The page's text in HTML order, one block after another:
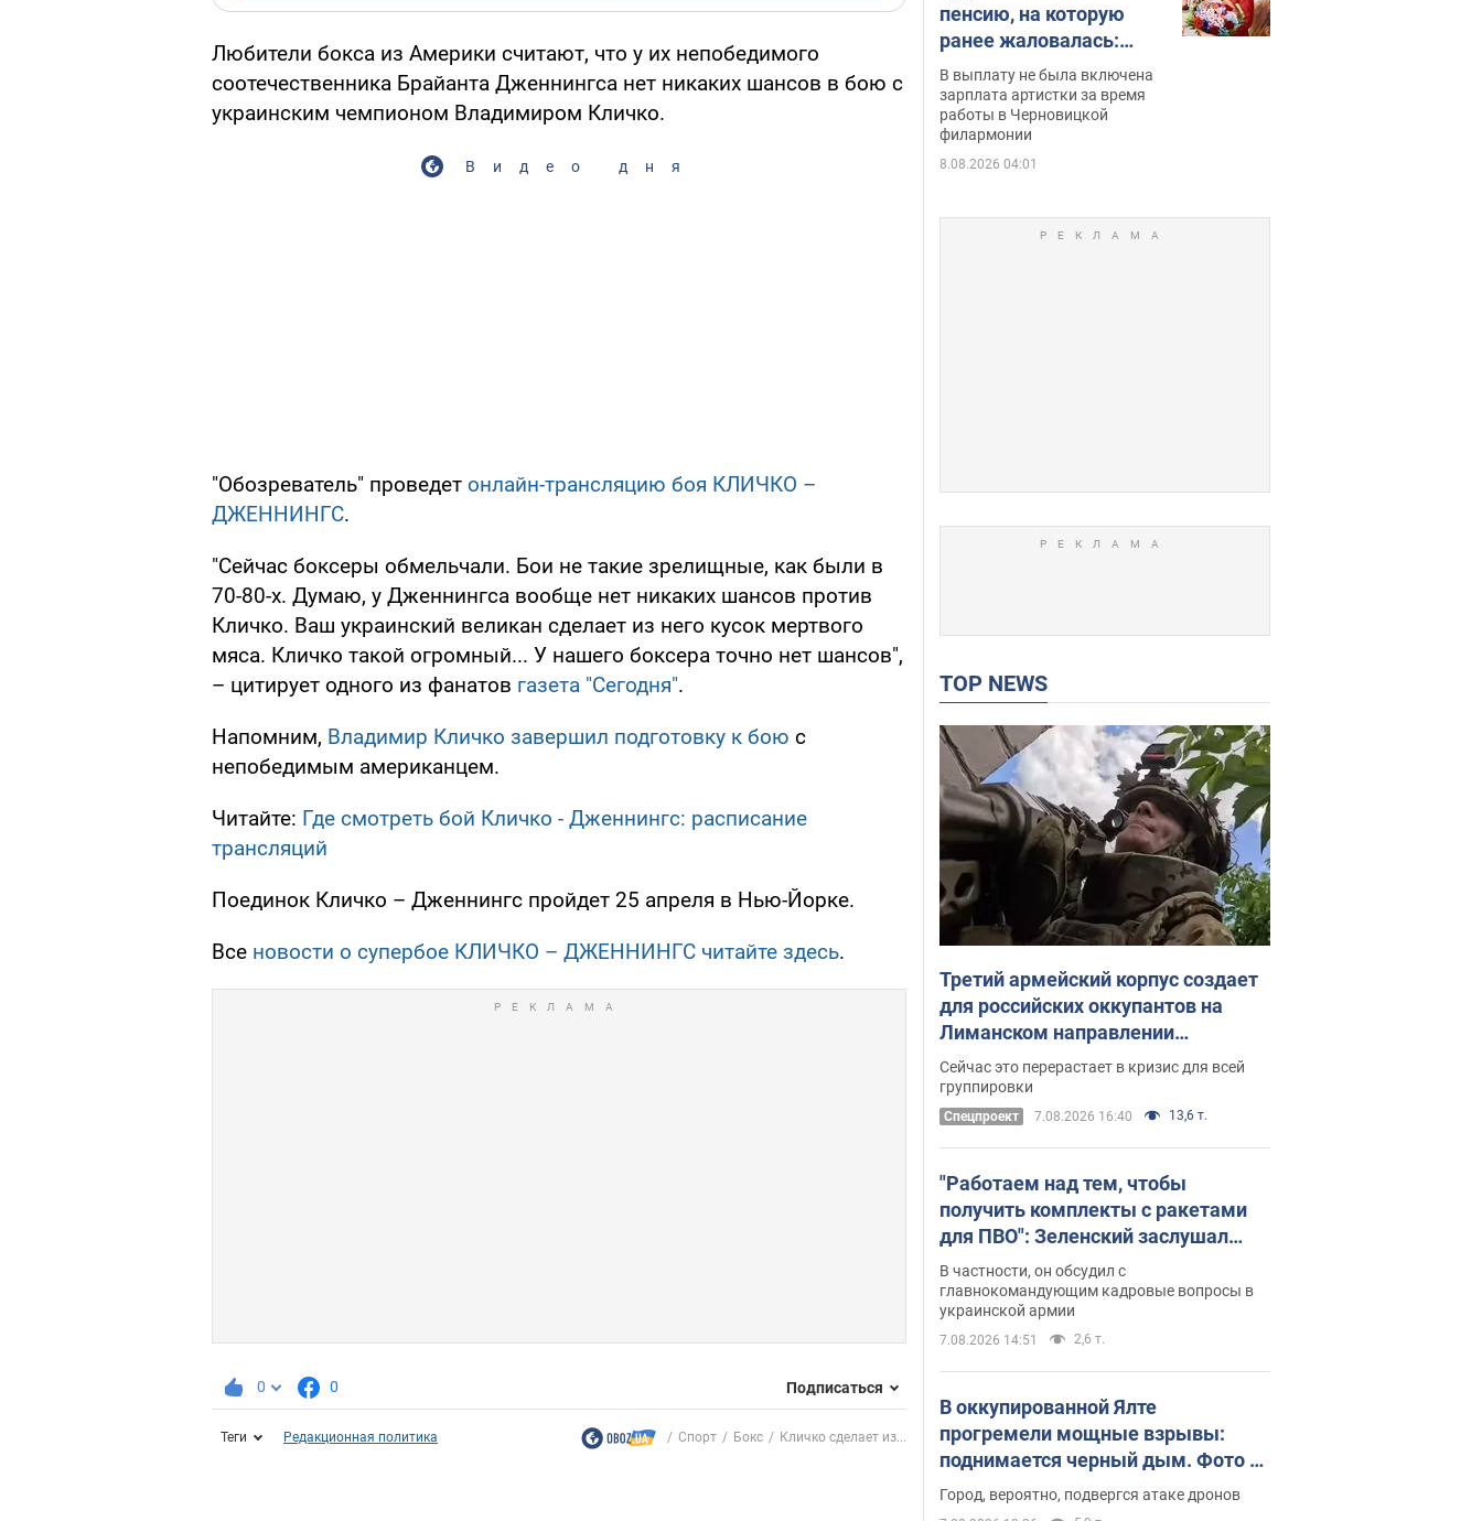
Любители бокса из Америки считают, что у их непобедимого
соотечественника Брайанта Дженнингса нет никаких шансов в бою с
украинским чемпионом Владимиром Кличко.
Видео дня
"Обозреватель" проведет онлайн-трансляцию боя КЛИЧКО –
ДЖЕННИНГС.
"Сейчас боксеры обмельчали. Бои не такие зрелищные, как были в
70-80-х. Думаю, у Дженнингса вообще нет никаких шансов против
Кличко. Ваш украинский великан сделает из него кусок мертвого
мяса. Кличко такой огромный... У нашего боксера точно нет шансов",
– цитирует одного из фанатов газета "Сегодня".
Напомним, Владимир Кличко завершил подготовку к бою с
непобедимым американцем.
Читайте: Где смотреть бой Кличко - Дженнингс: расписание
трансляций
Поединок Кличко – Дженнингс пройдет 25 апреля в Нью-Йорке.
Все новости о супербое КЛИЧКО – ДЖЕННИНГС читайте здесь.
0 0 Подписаться
Теги Редакционная политика Спорт Бокс Кличко сделает из...
пенсию, на которую
ранее жаловалась:
сколько получала
певица
В выплату не была включена
зарплата артистки за время
работы в Черновицкой
филармонии
8.08.2026 04:01
TOP NEWS
Третий армейский корпус создает
для российских оккупантов на
Лиманском направлении
критический дискомфорт: как это
удалось
Сейчас это перерастает в кризис для всей
группировки
Спецпроект 7.08.2026 16:40 13,6 т.
"Работаем над тем, чтобы
получить комплекты с ракетами
для ПВО": Зеленский заслушал
доклад Драпатого и объявил о
новых мерах
В частности, он обсудил с
главнокомандующим кадровые вопросы в
украинской армии
7.08.2026 14:51 2,6 т.
В оккупированной Ялте
прогремели мощные взрывы:
поднимается черный дым. Фото и
видео
Город, вероятно, подвергся атаке дронов